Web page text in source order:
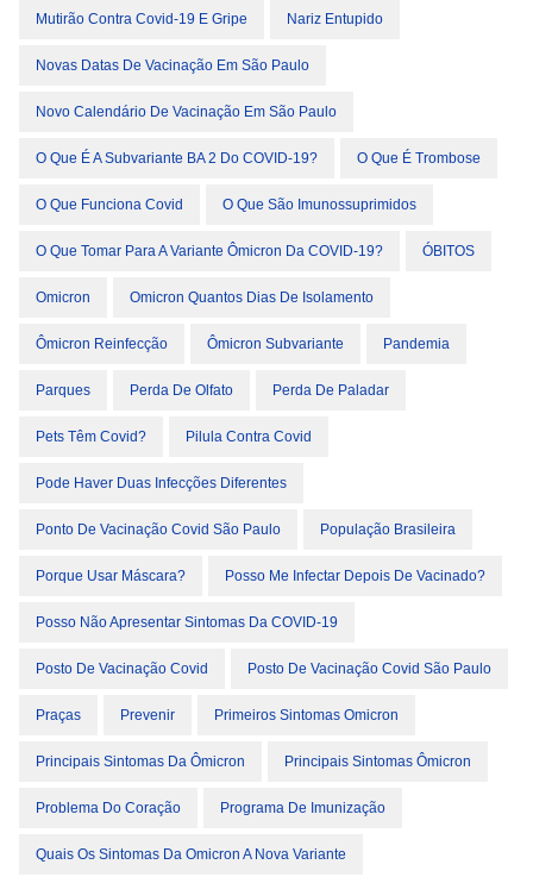
Mutirão Contra Covid-19 E Gripe Nariz Entupido
Novas Datas De Vacinação Em São Paulo
Novo Calendário De Vacinação Em São Paulo
O Que É A Subvariante BA 2 Do COVID-19? O Que É Trombose
O Que Funciona Covid O Que São Imunossuprimidos
O Que Tomar Para A Variante Ômicron Da COVID-19? ÓBITOS
Omicron Omicron Quantos Dias De Isolamento
Ômicron Reinfecção Ômicron Subvariante Pandemia
Parques Perda De Olfato Perda De Paladar
Pets Têm Covid? Pilula Contra Covid
Pode Haver Duas Infecções Diferentes
Ponto De Vacinação Covid São Paulo População Brasileira
Porque Usar Máscara? Posso Me Infectar Depois De Vacinado?
Posso Não Apresentar Sintomas Da COVID-19
Posto De Vacinação Covid Posto De Vacinação Covid São Paulo
Praças Prevenir Primeiros Sintomas Omicron
Principais Sintomas Da Ômicron Principais Sintomas Ômicron
Problema Do Coração Programa De Imunização
Quais Os Sintomas Da Omicron A Nova Variante